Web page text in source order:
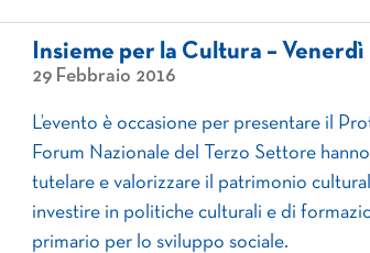
Insieme per la Cultura – Venerdì
29 Febbraio 2016
L’evento è occasione per presentare il
Forum Nazionale del Terzo Settore
tutelare e valorizzare il patrimonio
investire in politiche culturali e di
primario per lo sviluppo sociale.